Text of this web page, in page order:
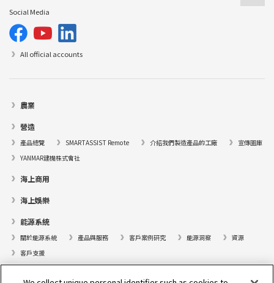
Social Media
All official accounts
農業
營造
產品總覽 SMARTASSIST Remote 介紹我們製造產品的工廠
宣傳圖庫
YANMAR建機株式會社
海上商用
海上娛樂
能源系統
關於能源系統 產品與服務 客戶案例研究 能源洞察
資源
客戶支援